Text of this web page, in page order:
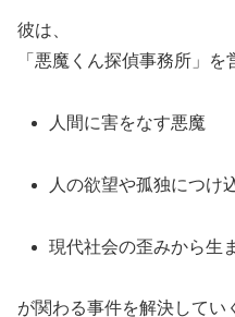
彼は、
「悪魔くん探偵事務所」を
人間に害をなす悪魔
人の欲望や孤独につけ
現代社会の歪みから生
が関わる事件を解決してい